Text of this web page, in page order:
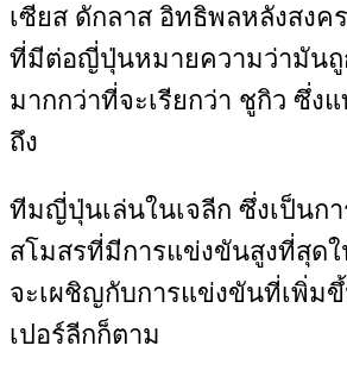
เซียส ดักลาส อิทธิพลหลังสงค
ที่มีต่อญี่ปุ่นหมายความว่ามันถู
มากกว่าที่จะเรียกว่า ชูกิว ซึ่ง
ถึง
ทีมญี่ปุ่นเล่นในเจลีก ซึ่งเป็นก
สโมสรที่มีการแข่งขันสูงที่สุดใ
จะเผชิญกับการแข่งขันที่เพิ่ม
เปอร์ลีกก็ตาม